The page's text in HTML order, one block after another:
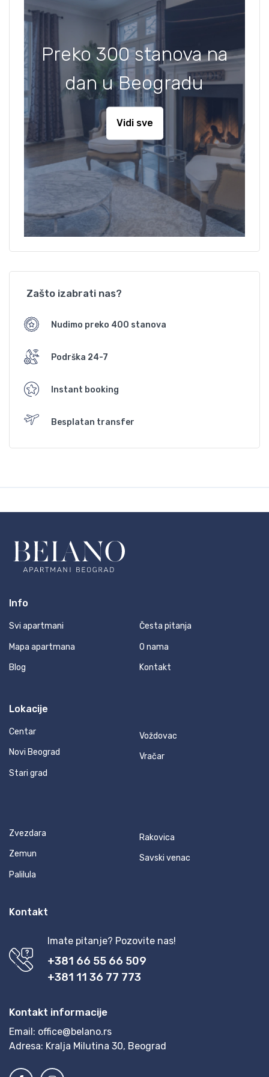
Preko 300 stanova na
dan u Beogradu
Vidi sve
Zašto izabrati nas?
Nudimo preko 400 stanova
Podrška 24-7
Instant booking
Besplatan transfer
Info
Svi apartmani
Mapa apartmana
Blog
Česta pitanja
O nama
Kontakt
Lokacije
Centar
Novi Beograd
Stari grad
Voždovac
Vračar
Zvezdara
Zemun
Palilula
Rakovica
Savski venac
Kontakt
Imate pitanje? Pozovite nas!
+381 66 55 66 509
+381 11 36 77 773
Kontakt informacije
Email: office@belano.rs
Adresa: Kralja Milutina 30, Beograd